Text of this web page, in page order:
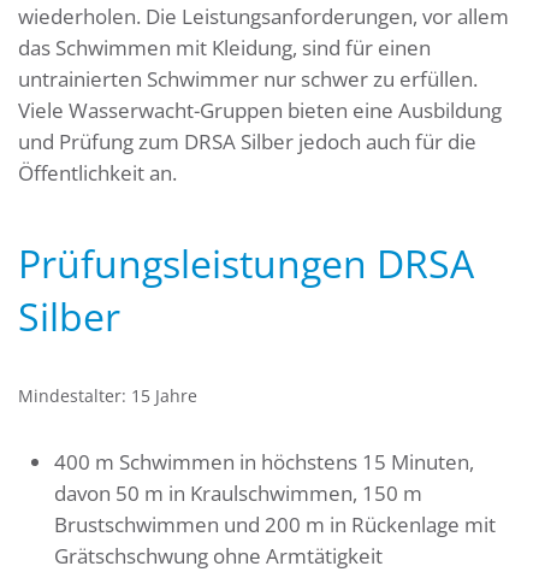
wiederholen. Die Leistungsanforderungen, vor allem
das Schwimmen mit Kleidung, sind für einen
untrainierten Schwimmer nur schwer zu erfüllen.
Viele Wasserwacht-Gruppen bieten eine Ausbildung
und Prüfung zum DRSA Silber jedoch auch für die
Öffentlichkeit an.
Prüfungsleistungen DRSA
Silber
Mindestalter: 15 Jahre
400 m Schwimmen in höchstens 15 Minuten,
davon 50 m in Kraulschwimmen, 150 m
Brustschwimmen und 200 m in Rückenlage mit
Grätschschwung ohne Armtätigkeit